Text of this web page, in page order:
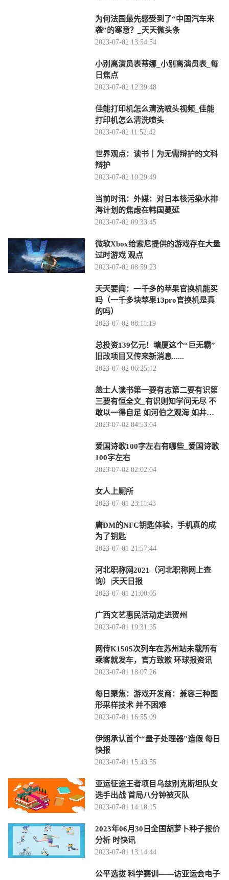
为何法国最先感受到了“中国汽车来
袭”的寒意？_天天微头条
2023-07-02 13:54:54
小别离演员表蒂娜_小别离演员表_每
日焦点
2023-07-02 12:39:48
佳能打印机怎么清洗喷头视频_佳能
打印机怎么清洗喷头
2023-07-02 11:52:42
世界观点：读书｜为无需辩护的文科
辩护
2023-07-02 10:29:49
当前时讯：外媒：对日本核污染水排
海计划的焦虑在韩国蔓延
2023-07-02 09:33:45
微软Xbox给索尼提供的游戏存在大量
过时游戏 观点
2023-07-02 08:59:23
天天要闻：一千多的苹果官换机能买
吗（一千多块苹果13pro官换机是真
的吗）
2023-07-02 08:11:19
总投资139亿元！塘厦这个“巨无霸”
旧改项目又传来新消息......
2023-07-02 06:25:12
盖士人读书第一要有志第二要有识第
三要有恒全文_有识则知学问无尽 不
敢以一得自足 如河伯之观海 如井蛙
之窥天 皆-当前时讯
2023-07-02 04:53:04
爱国诗歌100字左右有哪些_爱国诗歌
100字左右
2023-07-02 02:02:04
女人上厕所
2023-07-01 23:11:43
唐DM的NFC钥匙体验，手机真的成
为了钥匙
2023-07-01 21:57:44
河北职称网2021（河北职称网上查
询）|天天日报
2023-07-01 21:00:05
广西文艺惠民活动走进贺州
2023-07-01 19:31:35
网传K1505次列车在苏州站未载所有
乘客就发车，官方致歉 环球报资讯
2023-07-01 18:07:26
每日聚焦：游戏开发商：兼容三种图
形采样技术 并不困难
2023-07-01 16:55:09
伊朗承认首个“量子处理器”造假 每日
快报
2023-07-01 15:43:55
亚运征途王者项目乌兹别克斯坦队女
选手出战 首局八分钟被灭队
2023-07-01 14:18:15
2023年06月30日全国胡萝卜种子报价
分析 时快讯
2023-07-01 13:14:44
公平选拔 科学赛训——访亚运会电子